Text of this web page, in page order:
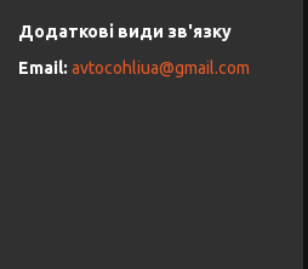
avtocohliua@gmail.com